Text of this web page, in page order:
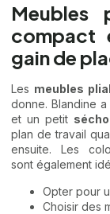
Meubles
compact
gain de
Les meubles
donne. Blandine
et un petit
plan de travail
ensuite. Les
sont également
Opter pour
Choisir des